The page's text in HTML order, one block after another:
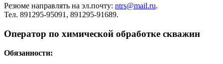
Резюме направлять на эл.почту: ntrs@mail.ru.
Тел. 891295-95091, 891295-91689.
Оператор по химической обработке скважин
Обязанности: